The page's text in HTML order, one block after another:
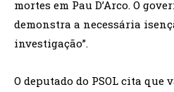
mortes em Pau D’Arco. O
demonstra a necessária
investigação”.
O deputado do PSOL cita